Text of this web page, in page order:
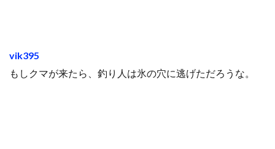
vik395
もしクマが来たら、釣り人は氷の穴に逃げただろうな。